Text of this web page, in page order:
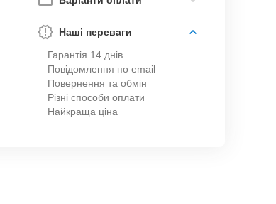
Наші переваги
Гарантія 14 днів
Повідомлення по email
Повернення та обмін
Різні способи оплати
Найкраща ціна